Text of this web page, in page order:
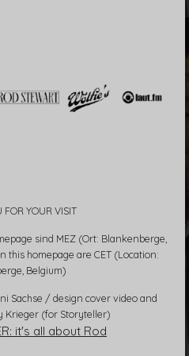
FOR YOUR VISIT
sind MEZ (Ort: Blankenberge,
this homepage are CET (Location:
Belgium)
Sachse / design cover video and
Krieger (for Storyteller)
it's all about Rod